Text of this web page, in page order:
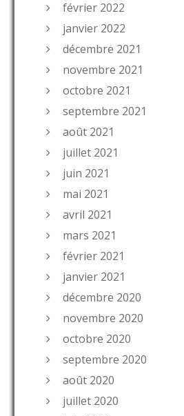
février 2022
janvier 2022
décembre 2021
novembre 2021
octobre 2021
septembre 2021
août 2021
juillet 2021
juin 2021
mai 2021
avril 2021
mars 2021
février 2021
janvier 2021
décembre 2020
novembre 2020
octobre 2020
septembre 2020
août 2020
juillet 2020